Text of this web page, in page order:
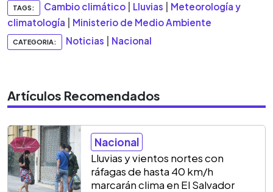
TAGS: Cambio climático Lluvias
Meteorología y
climatología
Ministerio de Medio Ambiente
CATEGORIA: Noticias Nacional
Artículos Recomendados
Nacional
Lluvias y vientos nortes con
ráfagas de hasta 40 km/h
marcarán clima en El Salvador